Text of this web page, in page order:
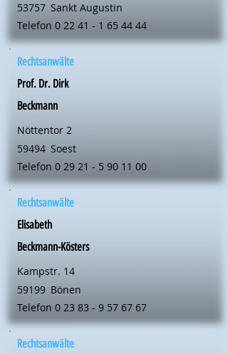
53757 Sankt Augustin
Telefon 0 22 41 - 1 65 44 44
Rechtsanwälte
Prof. Dr. Dirk
Beckmann
Nöttentor 2
59494 Soest
Telefon 0 29 21 - 5 90 11 00
Rechtsanwälte
Elisabeth
Beckmann-Kösters
Kampstr. 14
59199 Bönen
Telefon 0 23 83 - 9 57 67 67
Rechtsanwälte